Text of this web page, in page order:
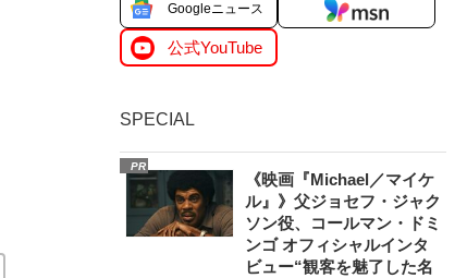
Googleニュース
公式YouTube
SPECIAL
PR
《映画『Michael／マイケ
ル』》父ジョセフ・ジャク
ソン役、コールマン・ドミ
ンゴ オフィシャルインタ
ビュー“観客を魅了した名